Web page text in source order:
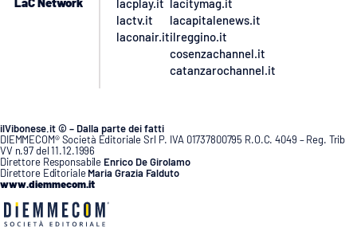
lacplay.it
lactv.it
laconair.it
lacitymag.it
lacapitalenews.it
ilreggino.it
cosenzachannel.it
catanzarochannel.it
ilVibonese.it © – Dalla parte dei fatti
DIEMMECOM® Società Editoriale Srl P. IVA 01737800795 R.O.C. 4049 – Reg. Trib
VV n.97 del 11.12.1996
Direttore Responsabile Enrico De Girolamo
Direttore Editoriale Maria Grazia Falduto
www.diemmecom.it